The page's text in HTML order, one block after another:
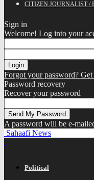
CITIZEN JOURNALIST /
Sign in
Welcome! Log into your
Forgot your password?
Password recovery
Recover your password
A password will be e-
Sahaafi News
Political